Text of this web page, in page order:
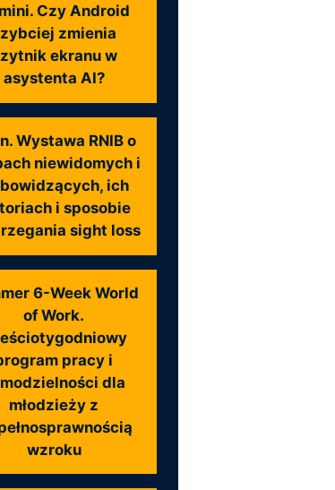
Czy Android
zmienia
ekranu w
asystenta AI?
Wystawa RNIB o
niewidomych i
ich
i sposobie
sight loss
6-Week World
of Work.
pracy i
dla
młodzieży z
wzroku